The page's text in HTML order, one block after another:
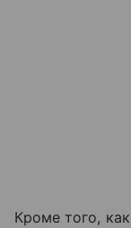
Кроме того,